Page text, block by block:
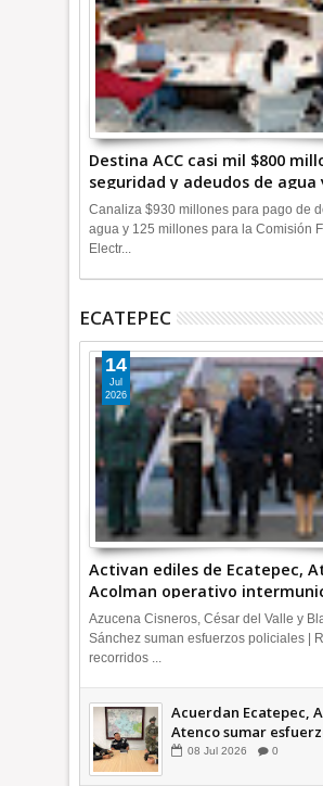
Destina ACC casi mil $800
seguridad y adeudos de agua
+Video
Canaliza $930 millones para pago de
agua y 125 millones para la Comisión
Electr...
ECATEPEC
Activan ediles de Ecatepec,
Acolman operativo
14
Jul
2026
Azucena Cisneros, César del Valle y
Sánchez suman esfuerzos policiales |
recorridos ...
Acuerdan Ecatepec,
Atenco sumar
seguridad
08 Jul 2026 0